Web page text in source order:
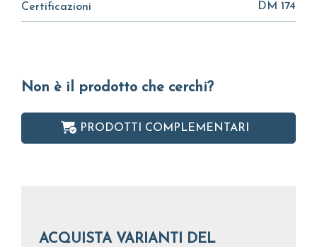
Certificazioni DM 174
Non è il prodotto che cerchi?
PRODOTTI COMPLEMENTARI
ACQUISTA VARIANTI DEL